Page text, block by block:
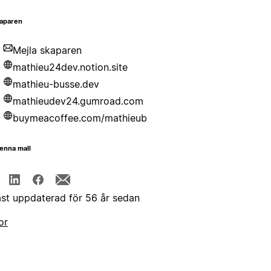
Mejla skaparen
mathieu24dev.notion.site
mathieu-busse.dev
mathieudev24.gumroad.com
buymeacoffee.com/mathieub
mall
uppdaterad för 56 år sedan